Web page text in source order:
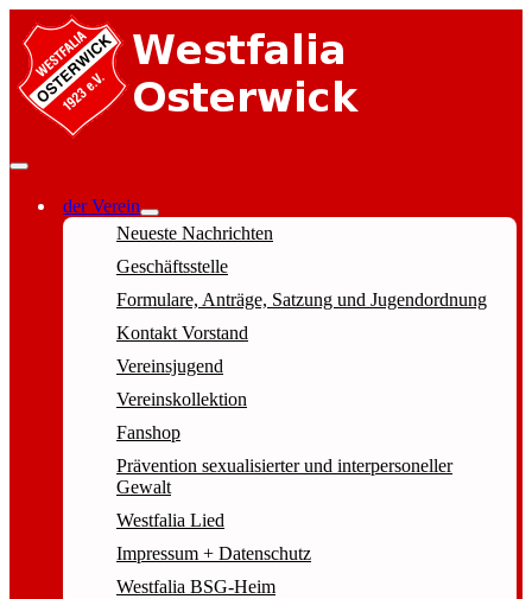
der Verein
Neueste Nachrichten
Geschäftsstelle
Formulare, Anträge, Satzung und Jugendordnung
Kontakt Vorstand
Vereinsjugend
Vereinskollektion
Fanshop
Prävention sexualisierter und interpersoneller
Gewalt
Westfalia Lied
Impressum + Datenschutz
Westfalia BSG-Heim